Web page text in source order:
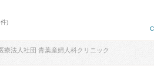
)
療法人社団 青葉産婦人科クリニック